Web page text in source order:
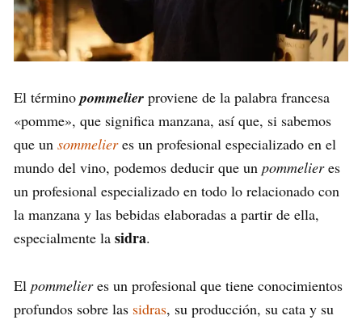
El términopommelier proviene de la palabra francesa
«pomme», que significa manzana, así que, si sabemos
que un sommelieres un profesional especializado en el
mundo del vino, podemos deducir que un pommelieres
un profesional especializado en todo lo relacionado con
la manzana y las bebidas elaboradas a partir de ella,
especialmente la sidra.
El pommelieres un profesional que tiene conocimientos
profundos sobre las sidras, su producción, su cata y su